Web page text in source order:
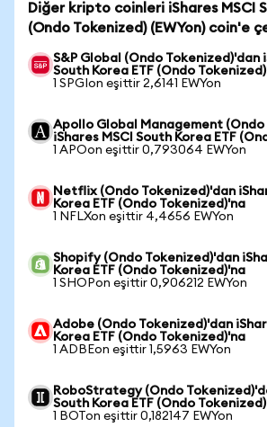
Diğer kripto coinleri iShares MSCI
(Ondo Tokenized) (EWYon) coin'e
S&P Global (Ondo Tokenized)'dan
South Korea ETF (Ondo
1 SPGIon eşittir 2,6141 EWYon
Apollo Global Management
iShares MSCI South Korea ETF
1 APOon eşittir 0,793064 EWYon
Netflix (Ondo Tokenized)'dan
Korea ETF (Ondo Tokenized)'na
1 NFLXon eşittir 4,4656 EWYon
Shopify (Ondo Tokenized)'dan
Korea ETF (Ondo Tokenized)'na
1 SHOPon eşittir 0,906212 EWYon
Adobe (Ondo Tokenized)'dan
Korea ETF (Ondo Tokenized)'na
1 ADBEon eşittir 1,5963 EWYon
RoboStrategy (Ondo
South Korea ETF (Ondo
1 BOTon eşittir 0,182147 EWYon